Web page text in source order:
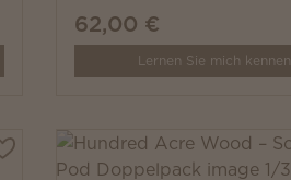
62,00 €
Lernen Sie mich kennen